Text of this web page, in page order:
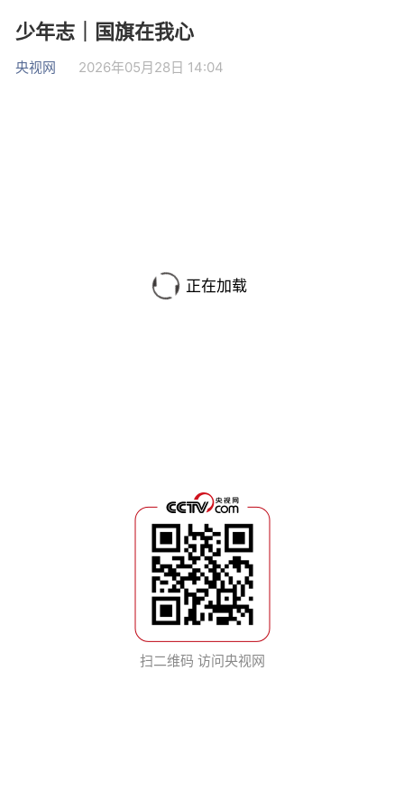
少年志｜国旗在我心
央视网 2026年05月28日 14:04
正在加载
扫二维码 访问央视网